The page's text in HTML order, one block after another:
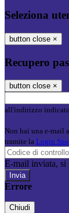
Seleziona
button close ×
Recupero
button close ×
all'indirizzo
Non hai una e-mail
tramite la Login
E-mail inviata, si
Errore
Chiudi